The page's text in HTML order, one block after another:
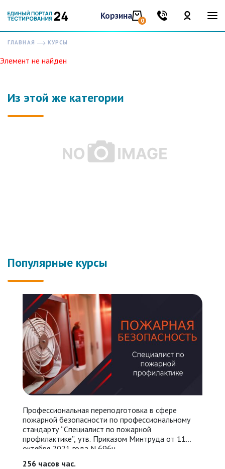
Корзина 0
ГЛАВНАЯ КУРСЫ
Элемент не найден
Из этой же категории
Популярные курсы
Профессиональная переподготовка в сфере
пожарной безопасности по профессиональному
стандарту “Специалист по пожарной
профилактике”, утв. Приказом Минтруда от 11
октября 2021 года N 696н.
256 часов час.